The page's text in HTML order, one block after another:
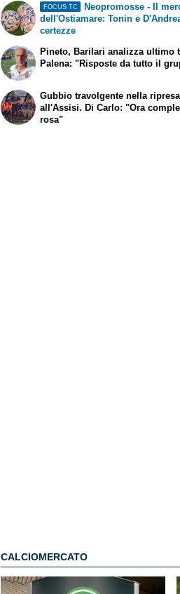
FOCUS TC
Neopromosse - Il
dell'Ostiamare: Tonin e
certezze
Pineto, Barilari analizza ultimo
Palena: "Risposte da tutto il
Gubbio travolgente nella
all'Assisi. Di Carlo: "Ora
rosa"
CALCIOMERCATO